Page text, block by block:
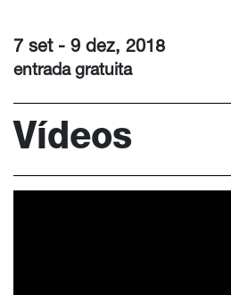
7 set - 9 dez, 2018
entrada gratuita
Vídeos